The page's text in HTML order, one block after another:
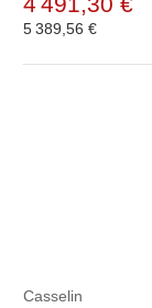
5 389,56 €
Casselin